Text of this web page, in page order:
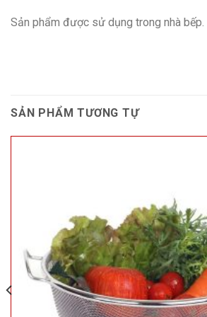
Sản phẩm được sử dụng trong nhà bếp.
SẢN PHẨM TƯƠNG TỰ